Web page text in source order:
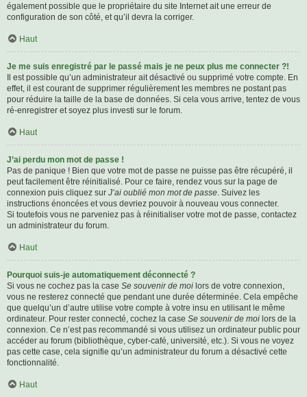
également possible que le propriétaire du site Internet ait une erreur de
configuration de son côté, et qu’il devra la corriger.
Haut
Je me suis enregistré par le passé mais je ne peux plus me connecter ?!
Il est possible qu’un administrateur ait désactivé ou supprimé votre compte. En
effet, il est courant de supprimer régulièrement les membres ne postant pas
pour réduire la taille de la base de données. Si cela vous arrive, tentez de vous
ré-enregistrer et soyez plus investi sur le forum.
Haut
J’ai perdu mon mot de passe !
Pas de panique ! Bien que votre mot de passe ne puisse pas être récupéré, il
peut facilement être réinitialisé. Pour ce faire, rendez vous sur la page de
connexion puis cliquez sur J’ai oublié mon mot de passe. Suivez les
instructions énoncées et vous devriez pouvoir à nouveau vous connecter.
Si toutefois vous ne parveniez pas à réinitialiser votre mot de passe, contactez
un administrateur du forum.
Haut
Pourquoi suis-je automatiquement déconnecté ?
Si vous ne cochez pas la case Se souvenir de moi lors de votre connexion,
vous ne resterez connecté que pendant une durée déterminée. Cela empêche
que quelqu’un d’autre utilise votre compte à votre insu en utilisant le même
ordinateur. Pour rester connecté, cochez la case Se souvenir de moi lors de la
connexion. Ce n’est pas recommandé si vous utilisez un ordinateur public pour
accéder au forum (bibliothèque, cyber-café, université, etc.). Si vous ne voyez
pas cette case, cela signifie qu’un administrateur du forum a désactivé cette
fonctionnalité.
Haut